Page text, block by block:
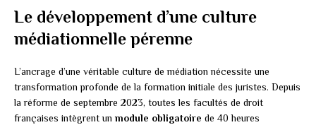
Le développement d’une culture
médiationnelle pérenne
L’ancrage d’une véritable culture de médiation nécessite une
transformation profonde de la formation initiale des juristes. Depuis
la réforme de septembre 2023, toutes les facultés de droit
françaises intègrent un module obligatoire de 40 heures